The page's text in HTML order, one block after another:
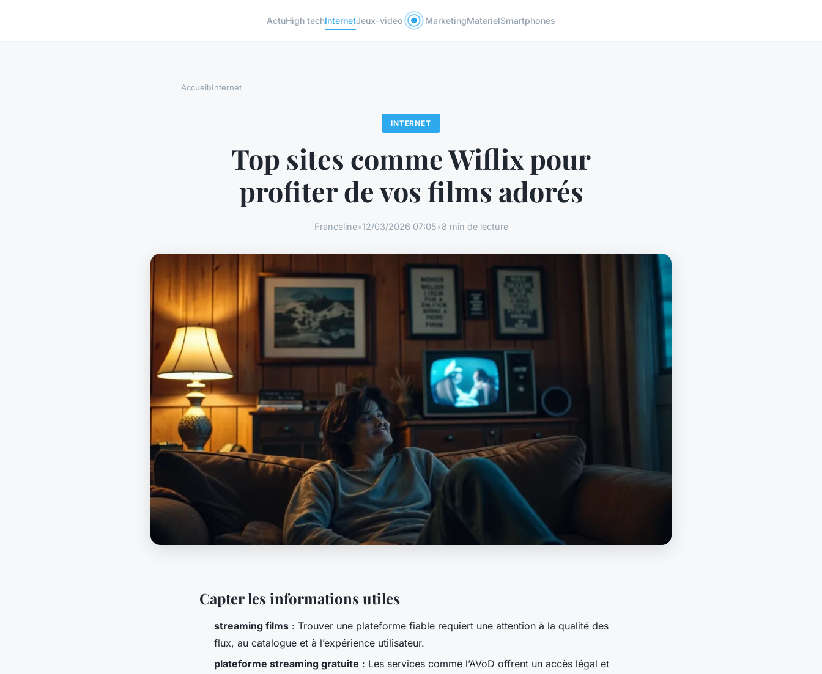
ActuHigh techInternetJeux-video MarketingMaterielSmartphones
Accueil›Internet
INTERNET
Top sites comme Wiflix pour
profiter de vos films adorés
Franceline•12/03/2026 07:05•8 min de lecture
Capter les informations utiles
streaming films : Trouver une plateforme fiable requiert une attention à la qualité des
flux, au catalogue et à l’expérience utilisateur.
plateforme streaming gratuite : Les services comme l’AVoD offrent un accès légal et